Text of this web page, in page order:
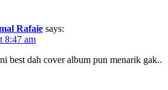
Rafaie says:
8:47 am
best dah cover album pun menarik gak..